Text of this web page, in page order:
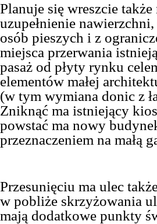
Planuje się wreszcie
uzupełnienie
osób pieszych i z
miejsca przerwania
pasaż od płyty rynku
elementów małej
(w tym wymiana donic z
Zniknąć ma istniejący
powstać ma nowy
przeznaczeniem na małą
Przesunięciu ma ulec
w pobliże skrzyżowania
mają dodatkowe punkty